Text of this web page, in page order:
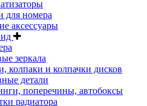
для номера
аксессуары
зеркала
колпаки и колпачки дисков
детали
поперечины, автобоксы
радиатора